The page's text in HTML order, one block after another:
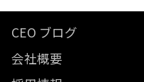
CEO ブログ
会社概要